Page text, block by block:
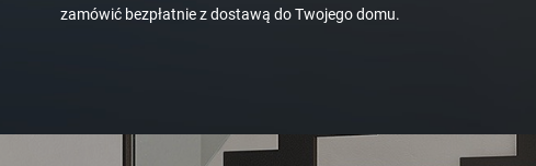
zamówić bezpłatnie z dostawą do Twojego domu.